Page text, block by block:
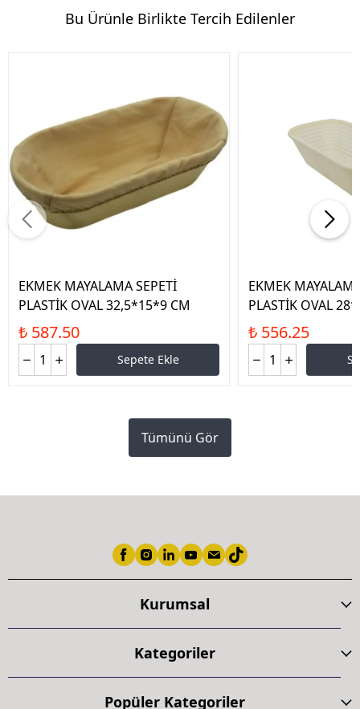
Bu Ürünle Birlikte Tercih Edilenler
EKMEK MAYALAMA SEPETİ
PLASTİK OVAL 32,5*15*9 CM
₺ 587.50
Sepete Ekle
EKMEK
PLASTİK OVAL
₺ 556.25
Tümünü Gör
Kurumsal
Kategoriler
Popüler Kategoriler